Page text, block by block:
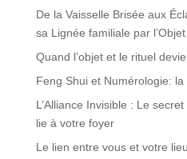
De la Vaisselle Brisée aux
sa Lignée familiale par l’Objet
Quand l’objet et le rituel
Feng Shui et Numérologie:
L’Alliance Invisible : Le
lie à votre foyer
Le lien entre vous et votre